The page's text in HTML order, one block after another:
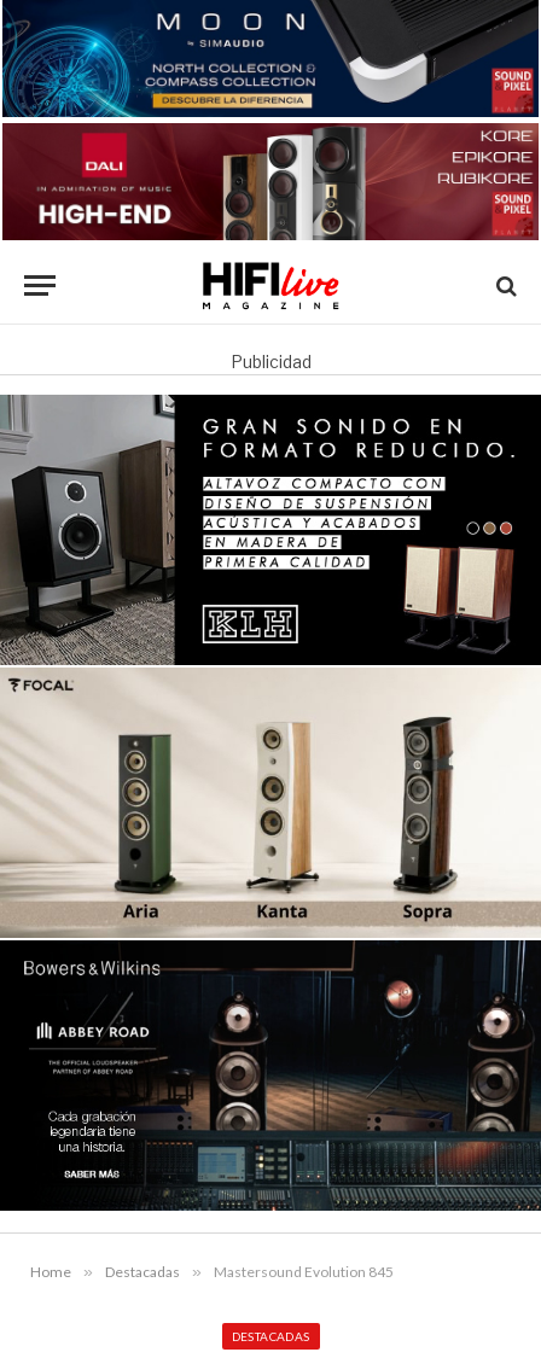
Publicidad
Home » Destacadas » Mastersound Evolution 845
DESTACADAS